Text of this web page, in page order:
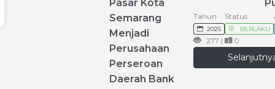
Pasar Kota
Semarang
Menjadi
Perusahaan
Perseroan
Daerah Bank
Tahun
2025
Status
BERLAKU
277 | 0